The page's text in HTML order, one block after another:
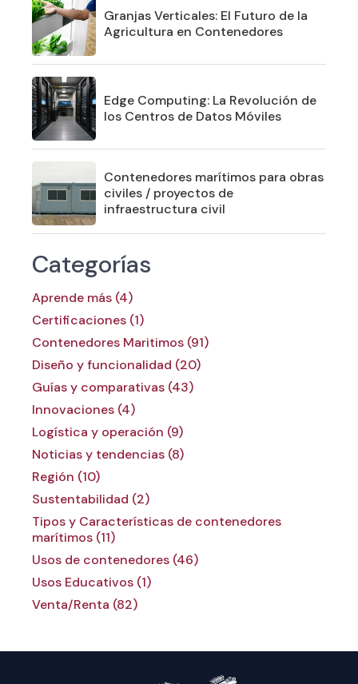
Granjas Verticales: El Futuro de la
Agricultura en Contenedores
Edge Computing: La Revolución de
los Centros de Datos Móviles
Contenedores marítimos para obras
civiles / proyectos de
infraestructura civil
Categorías
Aprende más (4)
Certificaciones (1)
Contenedores Maritimos (91)
Diseño y funcionalidad (20)
Guías y comparativas (43)
Innovaciones (4)
Logística y operación (9)
Noticias y tendencias (8)
Región (10)
Sustentabilidad (2)
Tipos y Características de contenedores
marítimos (11)
Usos de contenedores (46)
Usos Educativos (1)
Venta/Renta (82)